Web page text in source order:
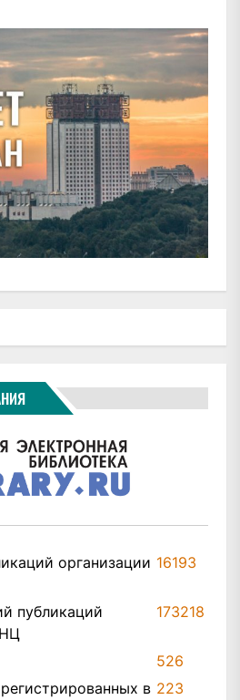
организации 16193
публикаций
173218
526
в 223